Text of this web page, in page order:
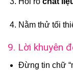
Nằm thử tối
9. Lời khuyên
Đừng tin chữ